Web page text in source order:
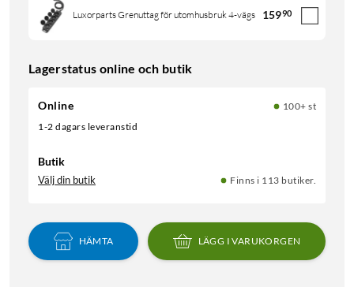
Luxorparts Grenuttag för utomhusbruk 4-vägs 15990
Lagerstatus online och butik
Online
100+ st
1-2 dagars leveranstid
Butik
Välj din butik Finns i 113 butiker.
HÄMTA LÄGG I VARUKORGEN